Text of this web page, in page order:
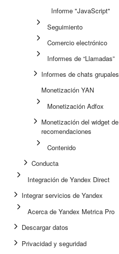
Informe "JavaScript"
Seguimiento
Comercio electrónico
Informes de “Llamadas”
Informes de chats grupales
Monetización YAN
Monetización Adfox
Monetización del widget de
recomendaciones
Contenido
Conducta
Integración de Yandex Direct
Integrar servicios de Yandex
Acerca de Yandex Metrica Pro
Descargar datos
Privacidad y seguridad